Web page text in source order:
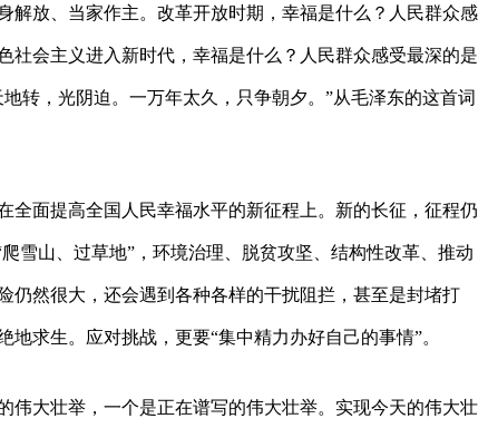
解放、当家作主。改革开放时期，幸福是什么？人民群众感
社会主义进入新时代，幸福是什么？人民群众感受最深的是
转，光阴迫。一万年太久，只争朝夕。”从毛泽东的这首词
全面提高全国人民幸福水平的新征程上。新的长征，征程仍
雪山、过草地”，环境治理、脱贫攻坚、结构性改革、推动
仍然很大，还会遇到各种各样的干扰阻拦，甚至是封堵打
求生。应对挑战，更要“集中精力办好自己的事情”。
伟大壮举，一个是正在谱写的伟大壮举。实现今天的伟大壮